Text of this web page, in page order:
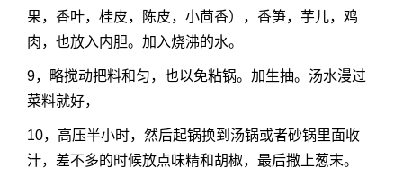
果，香叶，桂皮，陈皮，小茴香），香笋，芋儿，鸡
肉，也放入内胆。加入烧沸的水。
9，略搅动把料和匀，也以免粘锅。加生抽。汤水漫过
菜料就好，
10，高压半小时，然后起锅换到汤锅或者砂锅里面收
汁，差不多的时候放点味精和胡椒，最后撒上葱末。